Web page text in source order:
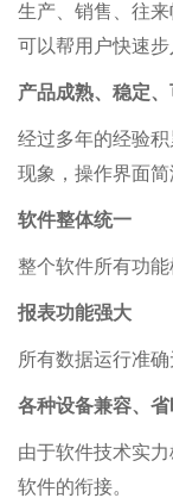
生产、销售、往
可以帮用户快速步
产品成熟、稳定
经过多年的经验
现象，操作界面
软件整体统一
整个软件所有功
报表功能强大
所有数据运行准
各种设备兼容、省
由于软件技术实
软件的衔接。